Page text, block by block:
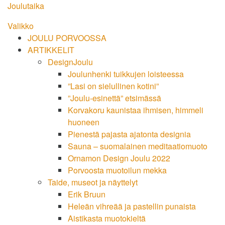
Siirry
sisältöön
Joulutaika
Valikko
JOULU PORVOOSSA
ARTIKKELIT
DesignJoulu
Joulunhenki tuikkujen loisteessa
”Lasi on sielullinen kotini”
”Joulu-esinettä” etsimässä
Korvakoru kaunistaa ihmisen, himmeli
huoneen
Pienestä pajasta ajatonta designia
Sauna – suomalainen meditaatiomuoto
Ornamon Design Joulu 2022
Porvoosta muotoilun mekka
Taide, museot ja näyttelyt
Erik Bruun
Heleän vihreää ja pastellin punaista
Aistikasta muotokieltä